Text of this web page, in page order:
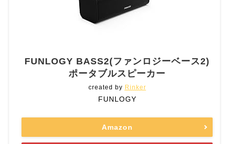
FUNLOGY BASS2(ファンロジーベース2)
ポータブルスピーカー
created by Rinker
FUNLOGY
Amazon